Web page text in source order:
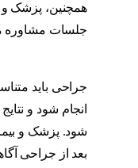
همچنین، پزشک و
جلسات
جراحی باید
انجام شود و
شود. پزشک و
بعد از جراحی